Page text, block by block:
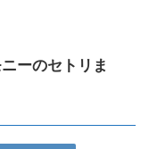
ーのセトリま